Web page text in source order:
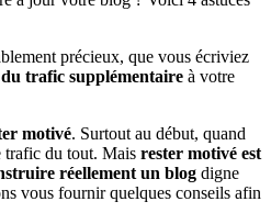
précieux, que vous écriviez
trafic supplémentaire à votre
motivé. Surtout au début, quand
trafic du tout. Mais rester motivé est
réellement un blog digne
vous fournir quelques conseils afin